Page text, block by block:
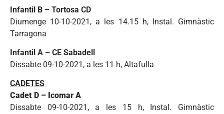
Infantil B – Tortosa CD
Diumenge 10-10-2021, a les 14.15 h, Instal. Gimnàstic
Tarragona
Infantil A – CE Sabadell
Dissabte 09-10-2021, a les 11 h, Altafulla
CADETES
Cadet D – Icomar A
Dissabte 09-10-2021, a les 15 h, Instal. Gimnàstic